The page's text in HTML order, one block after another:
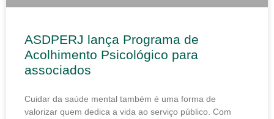
ASDPERJ lança Programa de
Acolhimento Psicológico para
associados
Cuidar da saúde mental também é uma forma de
valorizar quem dedica a vida ao serviço público. Com